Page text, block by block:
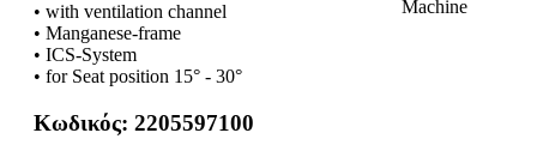
• with ventilation channel
• Manganese-frame
• ICS-System
• for Seat position 15° - 30°
Κωδικός: 2205597100